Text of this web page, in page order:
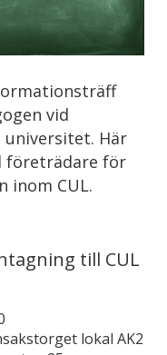
vid
Här
företrädare för
inom CUL.
till CUL
lokal AK2